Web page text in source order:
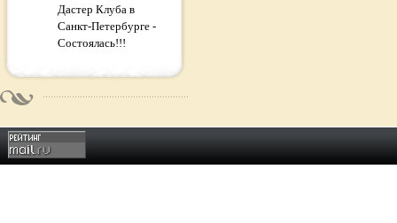
Дастер Клуба в
Санкт-Петербурге -
Состоялась!!!